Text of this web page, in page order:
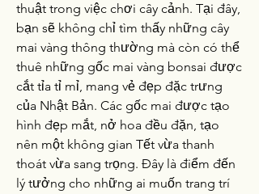
thuật trong việc chơi cây cảnh. Tại đây,
bạn sẽ không chỉ tìm thấy những cây
mai vàng thông thường mà còn có thể
thuê những gốc mai vàng bonsai được
cắt tỉa tỉ mỉ, mang vẻ đẹp đặc trưng
của Nhật Bản. Các gốc mai được tạo
hình đẹp mắt, nở hoa đều đặn, tạo
nên một không gian Tết vừa thanh
thoát vừa sang trọng. Đây là điểm đến
lý tưởng cho những ai muốn trang trí